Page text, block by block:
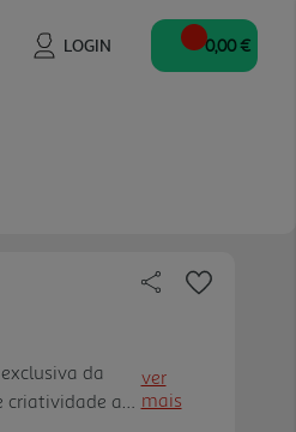
LOGIN 0,00 €
da
criatividade ao
ver
mais